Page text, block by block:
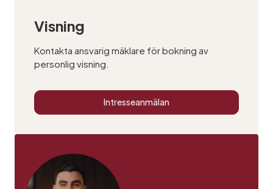
Visning
Kontakta ansvarig mäklare för bokning av
personlig visning.
Intresseanmälan